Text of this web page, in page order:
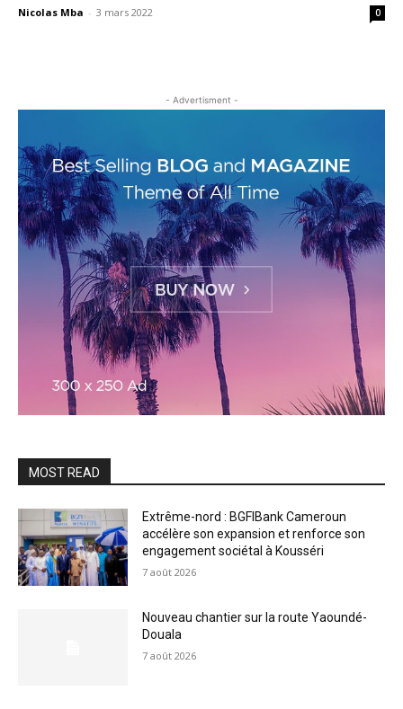
Nicolas Mba - 3 mars 2022 0
- Advertisment -
MOST READ
Extrême-nord : BGFIBank Cameroun
accélère son expansion et renforce son
engagement sociétal à Kousséri
7 août 2026
Nouveau chantier sur la route Yaoundé-
Douala
7 août 2026